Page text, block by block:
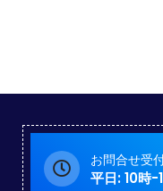
お問合せ受
平日: 10時-